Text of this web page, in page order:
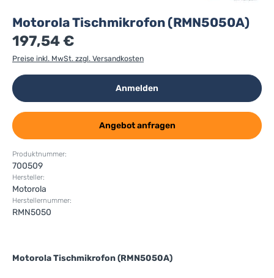
Motorola Tischmikrofon (RMN5050A)
197,54 €
Preise inkl. MwSt. zzgl. Versandkosten
Anmelden
Angebot anfragen
Produktnummer:
700509
Hersteller:
Motorola
Herstellernummer:
RMN5050
Motorola Tischmikrofon (RMN5050A)